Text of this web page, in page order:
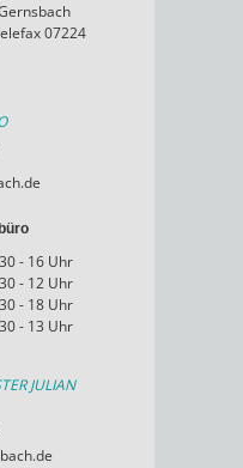
07224
- 16 Uhr
- 12 Uhr
- 18 Uhr
- 13 Uhr
JULIAN